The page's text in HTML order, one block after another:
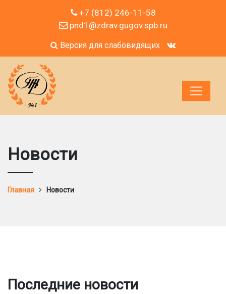
+7 (812) 246-11-58
pnd1@zdrav.gugov.spb.ru
Версия для слабовидящих
Новости
Главная Новости
Последние новости